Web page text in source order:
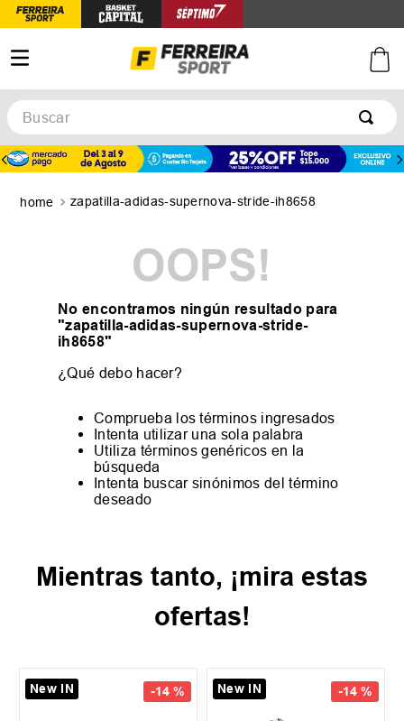
Buscar
zapatilla-adidas-supernova-stride-ih8658
OOPS!
No encontramos ningún resultado para
"zapatilla-adidas-supernova-stride-
ih8658"
¿Qué debo hacer?
Comprueba los términos ingresados
Intenta utilizar una sola palabra
Utiliza términos genéricos en la
búsqueda
Intenta buscar sinónimos del término
deseado
Mientras tanto, ¡mira estas
ofertas!
-14 %
New IN -14 %
New IN
TÉRMINOS MÁS BUSCADOS
zapatillas
zapatillas mujer
zapatillas adidas